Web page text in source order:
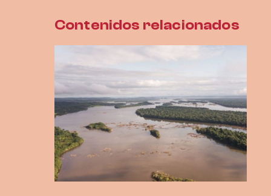
Contenidos relacionados